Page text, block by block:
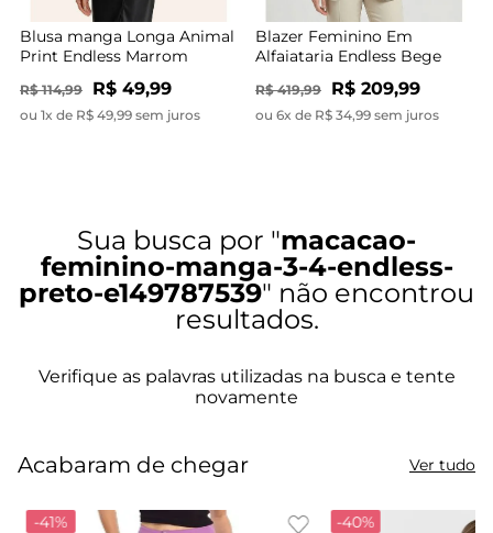
Blusa manga Longa Animal
Print Endless Marrom
R$ 114,99 R$ 49,99
ou 1x de R$ 49,99 sem juros
Blazer Feminino Em
Alfaiataria Endless Bege
R$ 419,99 R$ 209,99
ou 6x de R$ 34,99 sem juros
macacao-
feminino-manga-3-4-endless-
preto-e149787539
Acabaram de chegar Ver tudo
-41% -40%